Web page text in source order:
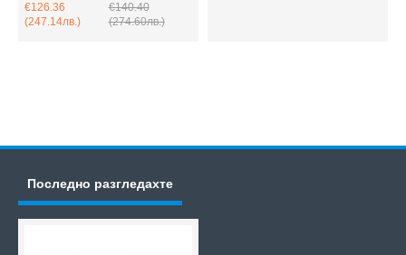
€126.36
(247.14лв.)
€140.40
(274.60лв.)
Последно разгледахте